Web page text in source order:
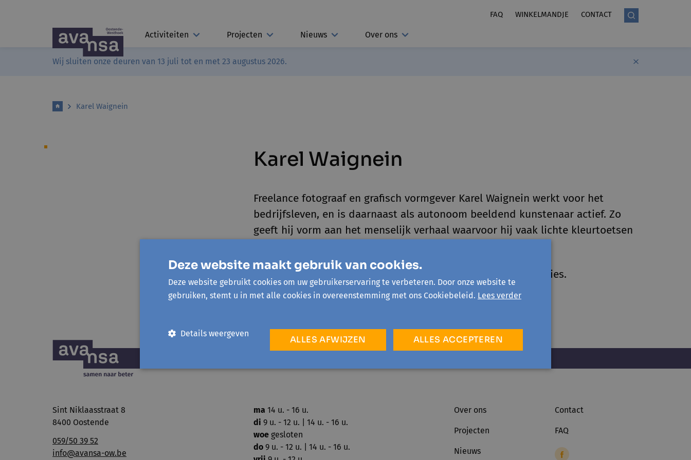
FAQ WINKELMANDJE CONTACT
Activiteiten Projecten Nieuws Over ons
Wij sluiten onze deuren van 13 juli tot en met 23 augustus 2026.
Karel Waignein
Karel Waignein
Freelance fotograaf en grafisch vormgever Karel Waignein werkt voor het
bedrijfsleven, en is daarnaast als autonoom beeldend kunstenaar actief. Zo
geeft hij vorm aan het menselijk verhaal waarvoor hij vaak lichte kleurtoetsen
Karel Waignein won tal van internationale prijzen en nominaties.
Sint Niklaasstraat 8
8400 Oostende
059/50 39 52
info@avansa-ow.be
ma 14 u. - 16 u.
di 9 u. - 12 u. | 14 u. - 16 u.
woe gesloten
do 9 u. - 12 u. | 14 u. - 16 u.
Over ons
Projecten
Nieuws
Contact
FAQ
Deze website maakt gebruik van cookies.
Deze website gebruikt cookies om uw gebruikerservaring te verbeteren. Door onze website te
gebruiken, stemt u in met alle cookies in overeenstemming met ons Cookiebeleid. Lees verder
ALLES ACCEPTEREN
ALLES AFWIJZEN
Details weergeven